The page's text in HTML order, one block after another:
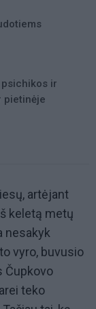
ir
pietinėje
artėjant
keletą metų
nesakyk
vyro, buvusio
Čupkovo
teko